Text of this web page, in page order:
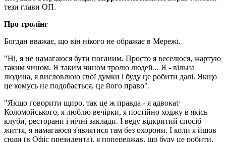
тези глави ОП.
Про тролінг
Богдан вважає, що він нікого не ображає в Мережі.
"Ні, я не намагаюся бути поганим. Просто я веселюся, жартую
таким чином. Я таким чином тролю людей... Я - вільна
людина, я висловлюю свої думки і буду це робити далі. Якщо
це комусь не подобається, це його право".
"Якщо говорити щиро, так це ж правда - я адвокат
Коломойського, я люблю вечірки, я постійно ходжу в якісь
клуби, ресторани і нічні заклади. І веду відкритий спосіб
життя, я намагаюся з'являтися там без охорони. І коли я йшов
сюди (в Офіс президента), я попереджав, що буду це робити,